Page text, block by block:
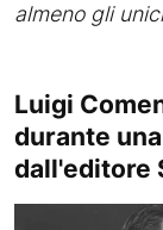
almeno gli
Luigi
durante
dall'editore